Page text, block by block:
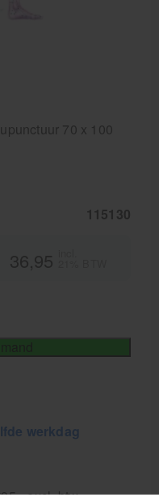
70 x 100
115130
36,95
werkdag